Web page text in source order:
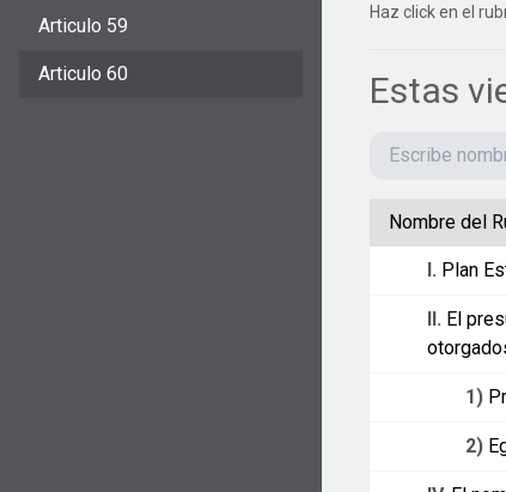
Articulo 59
Articulo 60
Haz click en el
Estas
Nombre del
I. Plan
II. El
1)
2)